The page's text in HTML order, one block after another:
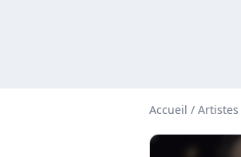
Accueil / Artistes